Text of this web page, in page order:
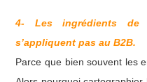
4- Les ingrédients de
s’appliquent pas au B2B.
Parce que bien souvent les